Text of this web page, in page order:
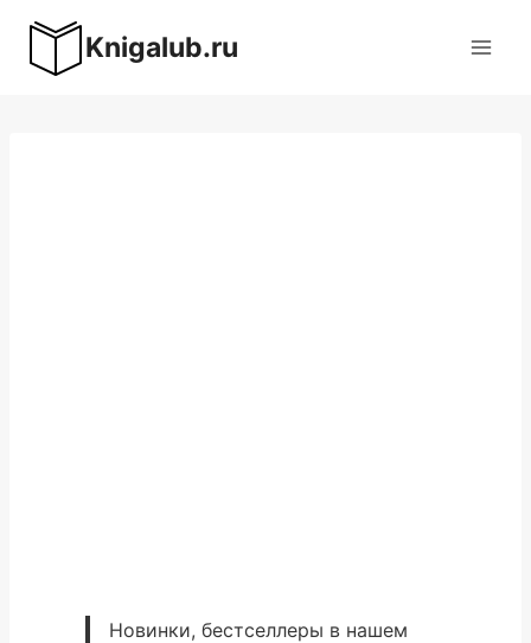
содержимому
Knigalub.ru
Новинки, бестселлеры в нашем